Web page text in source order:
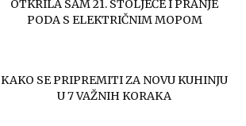
OTKRILA SAM 21. STOLJEĆE I PRANJE
PODA S ELEKTRIČNIM MOPOM
KAKO SE PRIPREMITI ZA NOVU KUHINJU
U 7 VAŽNIH KORAKA